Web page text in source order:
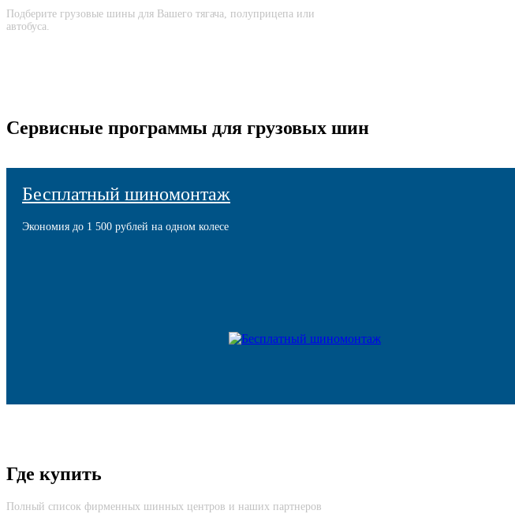
Подберите грузовые шины для Вашего тягача, полуприцепа или
автобуса.
Сервисные программы для грузовых шин
Бесплатный шиномонтаж
Экономия до 1 500 рублей на одном колесе
Где купить
Полный список фирменных шинных центров и наших партнеров